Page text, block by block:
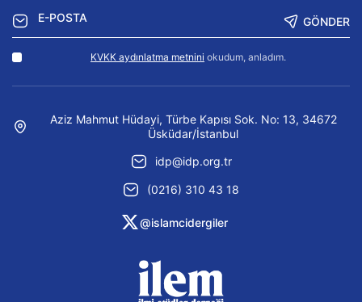
GÖNDER
KVKK aydınlatma metnini okudum, anladım.
Aziz Mahmut Hüdayi, Türbe Kapısı Sok. No: 13, 34672
Üsküdar/İstanbul
idp@idp.org.tr
(0216) 310 43 18
@islamcidergiler